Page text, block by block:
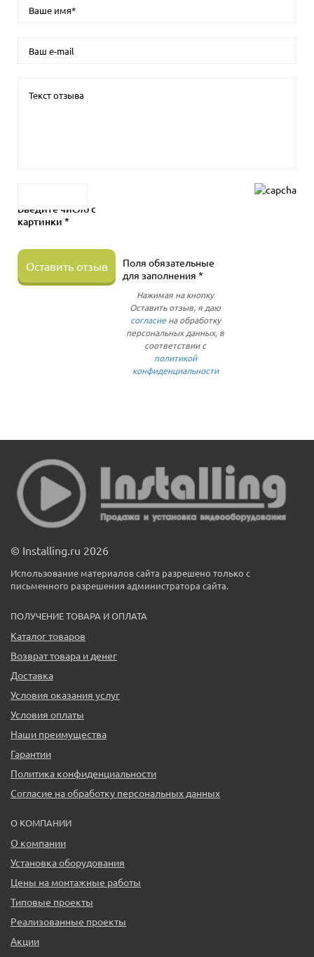
Введите число с
картинки *
Оставить отзыв
Поля обязательные
для заполнения *
Нажимая на кнопку
Оставить отзыв, я даю
согласиена обработку
персональных данных, в
соответствии с
политикой
конфиденциальности
© Installing.ru 2026
Использование материалов сайта разрешено только с
письменного разрешения администратора сайта.
ПОЛУЧЕНИЕ ТОВАРА И ОПЛАТА
Каталог товаров
Возврат товара и денег
Доставка
Условия оказания услуг
Условия оплаты
Наши преимущества
Гарантии
Политика конфиденциальности
Согласие на обработку персональных данных
О КОМПАНИИ
О компании
Установка оборудования
Цены на монтажные работы
Типовые проекты
Реализованные проекты
Акции